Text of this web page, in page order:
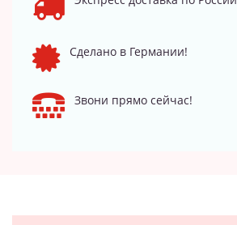
Сделано в Германии!
Звони прямо сейчас!